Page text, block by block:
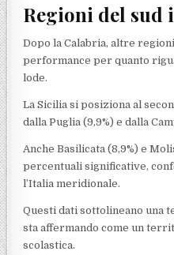
Regioni del sud
Dopo la Calabria, altre
performance per quanto
lode.
La Sicilia si posiziona al
dalla Puglia (9,9%) e dalla
Anche Basilicata (8,9%) e
percentuali significative,
l’Italia meridionale.
Questi dati sottolineano una
sta affermando come un
scolastica.